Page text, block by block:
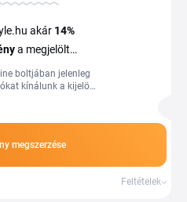
akár 14%
a megjelölt
boltjában jelenleg
kínálunk a kijelölt
megszerzése
Feltételek